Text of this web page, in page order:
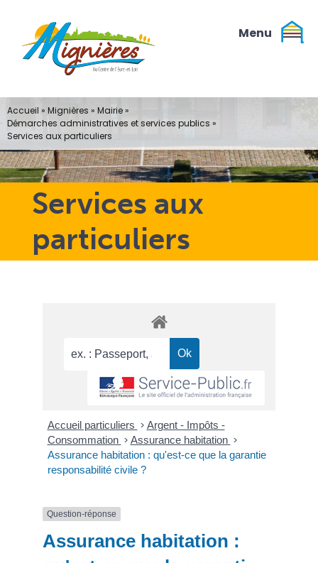
contenu
Services aux
particuliers
Accueil » Mignières » Mairie»
Démarches administratives et services publics »
Services aux particuliers
Accueil particuliers > Argent - Impôts -
Consommation > Assurance habitation >
Assurance habitation : qu'est-ce que la garantie
responsabilité civile ?
Question-réponse
Assurance habitation :